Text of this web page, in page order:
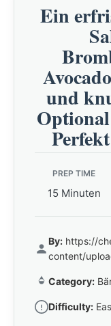
Ein
und
PREP TIME
15 Minuten
By: https://
content/
Category:
Difficulty: